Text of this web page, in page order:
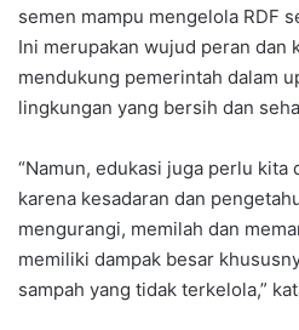
semen mampu mengelola RDF
Ini merupakan wujud peran
mendukung pemerintah dalam
lingkungan yang bersih dan
“Namun, edukasi juga perlu kita
karena kesadaran dan
mengurangi, memilah dan
memiliki dampak besar
sampah yang tidak terkelola,”